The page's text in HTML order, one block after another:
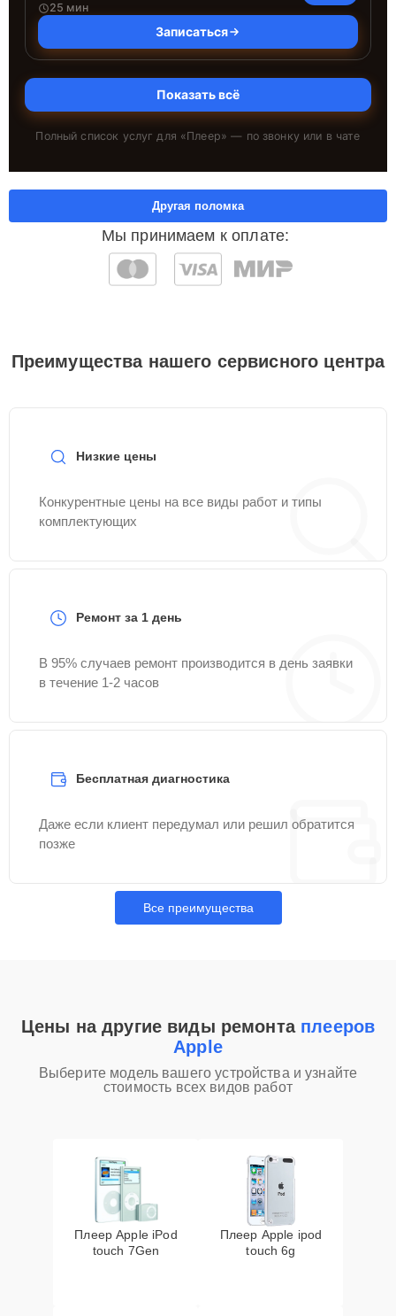
25 мин
Записаться
Показать всё
Полный список услуг для «Плеер» — по звонку или в чате
Мы принимаем к оплате:
Другая поломка
Преимущества нашего сервисного центра
Низкие цены
Конкурентные цены на все виды работ и типы
комплектующих
Ремонт за 1 день
В 95% случаев ремонт производится в день заявки
в течение 1-2 часов
Бесплатная диагностика
Даже если клиент передумал или решил обратится
позже
Все преимущества
Цены на другие виды ремонта плееров
Apple
Выберите модель вашего устройства и узнайте
стоимость всех видов работ
Плеер Apple iPod
touch 7Gen
Плеер Apple ipod
touch 6g